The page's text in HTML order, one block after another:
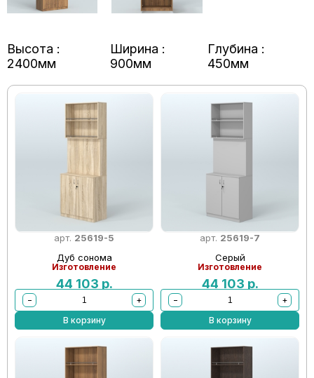
Высота :
2400мм
Ширина :
900мм
Глубина :
450мм
арт. 25619-5
Дуб сонома
Изготовление
44 103 р.
−
+
В корзину
арт. 25619-7
Серый
Изготовление
44 103 р.
−
+
В корзину